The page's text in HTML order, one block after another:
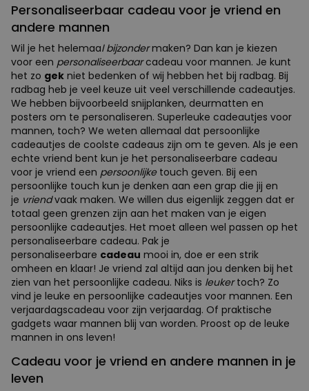
Personaliseerbaar cadeau voor je vriend en
andere mannen
Wil je het helemaal bijzondermaken? Dan kan je kiezen
voor een personaliseerbaarcadeau voor mannen. Je kunt
het zo gek niet bedenken of wij hebben het bij radbag. Bij
radbag heb je veel keuze uit veel verschillende cadeautjes.
We hebben bijvoorbeeld snijplanken, deurmatten en
posters om te personaliseren. Superleuke cadeautjes voor
mannen, toch? We weten allemaal dat persoonlijke
cadeautjes de coolste cadeaus zijn om te geven. Als je een
echte vriend bent kun je het personaliseerbare cadeau
voor je vriend een persoonlijketouch geven. Bij een
persoonlijke touch kun je denken aan een grap die jij en
je vriendvaak maken. We willen dus eigenlijk zeggen dat er
totaal geen grenzen zijn aan het maken van je eigen
persoonlijke cadeautjes. Het moet alleen wel passen op het
personaliseerbare cadeau. Pak je
personaliseerbare cadeau mooi in, doe er een strik
omheen en klaar! Je vriend zal altijd aan jou denken bij het
zien van het persoonlijke cadeau. Niks is leukertoch? Zo
vind je leuke en persoonlijke cadeautjes voor mannen. Een
verjaardagscadeau voor zijn verjaardag. Of praktische
gadgets waar mannen blij van worden. Proost op de leuke
mannen in ons leven!
Cadeau voor je vriend en andere mannen in je
leven